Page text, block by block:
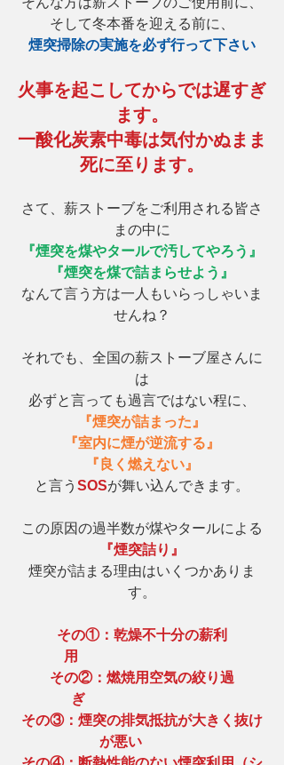
そして冬本番を迎える前に、
煙突掃除の実施を必ず行って下さい
火事を起こしてからでは遅すぎ
ます。
一酸化炭素中毒は気付かぬまま
死に至ります。
さて、薪ストーブをご利用される皆さ
まの中に
『煙突を煤やタールで汚してやろう』
『煙突を煤で詰まらせよう』
なんて言う方は一人もいらっしゃいま
せんね？
それでも、全国の薪ストーブ屋さんに
は
必ずと言っても過言ではない程に、
『煙突が詰まった』
『室内に煙が逆流する』
『良く燃えない』
と言う SOSが舞い込んできます。
この原因の過半数が煤やタールによる
『煙突詰り』
煙突が詰まる理由はいくつかありま
す。
その①：乾燥不十分の薪利
用
その②：燃焼用空気の絞り過
ぎ
その③：煙突の排気抵抗が大きく抜け
が悪い